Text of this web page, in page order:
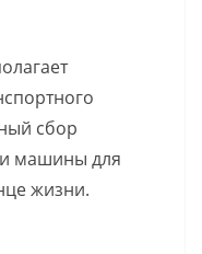
сбор
машины для
жизни.